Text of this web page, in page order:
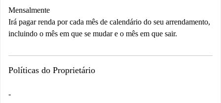
Mensalmente
Irá pagar renda por cada mês de calendário do seu arrendamento,
incluindo o mês em que se mudar e o mês em que sair.
Políticas do Proprietário
-